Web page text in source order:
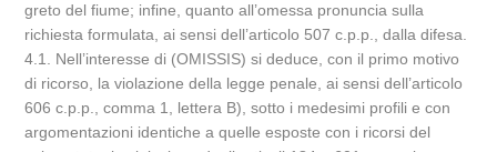
greto del fiume; infine, quanto all’omessa pronuncia sulla
richiesta formulata, ai sensi dell’articolo 507 c.p.p., dalla difesa.
4.1. Nell’interesse di (OMISSIS) si deduce, con il primo motivo
di ricorso, la violazione della legge penale, ai sensi dell’articolo
606 c.p.p., comma 1, lettera B), sotto i medesimi profili e con
argomentazioni identiche a quelle esposte con i ricorsi del